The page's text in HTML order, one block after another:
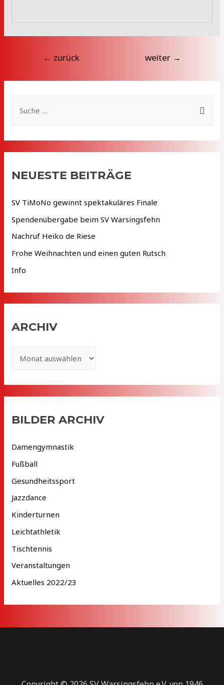
Beitragsnavigation
← zurück weiter →
n
a
c
h
:
NEUESTE BEITRÄGE
SV TiMoNo gewinnt spektakuläres Finale
Spendenübergabe beim SV Warsingsfehn
Nachruf Heiko de Riese
Frohe Weihnachten und einen guten Rutsch
Info
ARCHIV
c
h
iBILDER ARCHIV
Damengymnastik
Fußball
Gesundheitssport
Jazzdance
Kinderturnen
Leichtathletik
Tischtennis
Veranstaltungen
Aktuelles 2022/23